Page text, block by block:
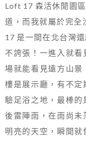
Loft 17 森活休閒園
道，而我就屬於完
17 是一間在北台灣
不誇張！一進入就
場就能看見遠方山
樓是展示廳，有不
驗足浴之地，最棒
後雷陣雨，在雨尚
明亮的天空，瞬間